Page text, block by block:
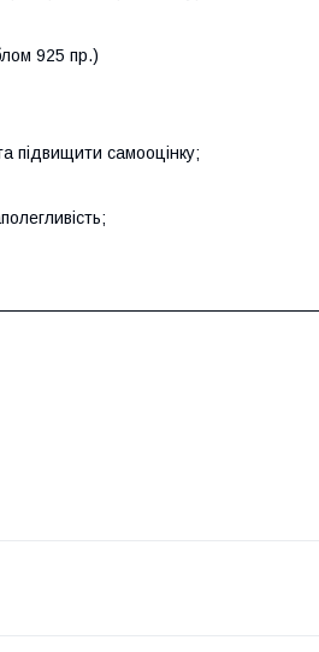
925 пр.)
підвищити самооцінку;